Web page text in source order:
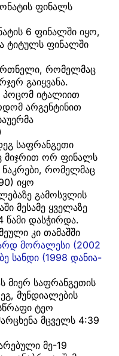
ფინალს
6 ფინალში იყო,
ტიტულს ფინალში
რომელმაც
გაიყვანა.
პოცომ იტალიით
არგენტინით
საფრანგეთი
მიჯრით ორ ფინალს
რომელმაც
იყო
გამოსვლის
მესამე ყველაზე
წამი დასჭირდა.
კი თამაშში
მორალესი (2002
სანდი (1998 დანია-
მიერ საფრანგეთის
მუნდიალების
ტეო
მცველს 4:39
მე-19